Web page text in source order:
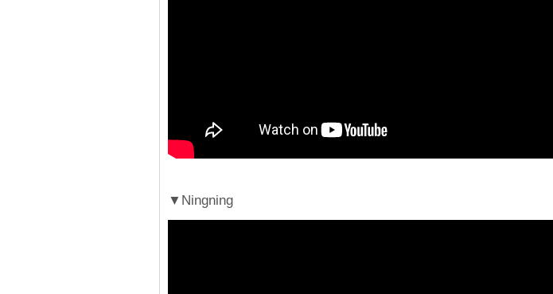
▼Ningning